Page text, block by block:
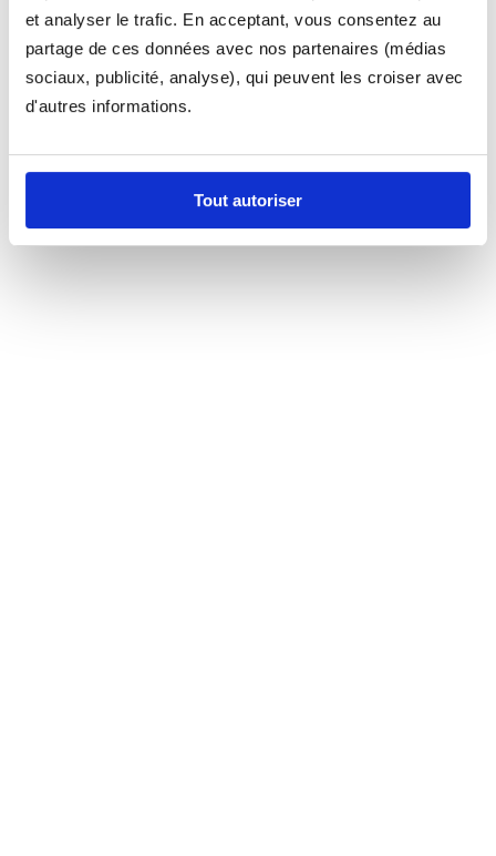
et analyser le trafic. En acceptant, vous consentez au
partage de ces données avec nos partenaires (médias
sociaux, publicité, analyse), qui peuvent les croiser avec
d'autres informations.
Tout autoriser